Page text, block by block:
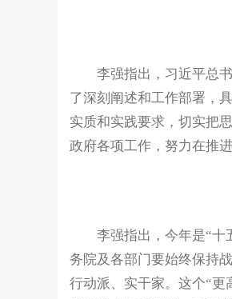
李强指出，习近平总书
了深刻阐述和工作部署，
实质和实践要求，切实把
政府各项工作，努力在推
李强指出，今年是“十五
务院及各部门要始终保持
行动派、实干家。这个“更